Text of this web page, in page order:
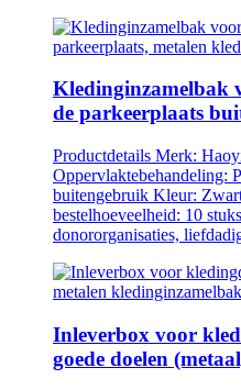
Kledinginzamelbak
de parkeerplaats
Productdetails Merk:
Oppervlaktebehandeling:
buitengebruik Kleur:
bestelhoeveelheid: 10
donororganisaties,
Inleverbox voor
goede doelen